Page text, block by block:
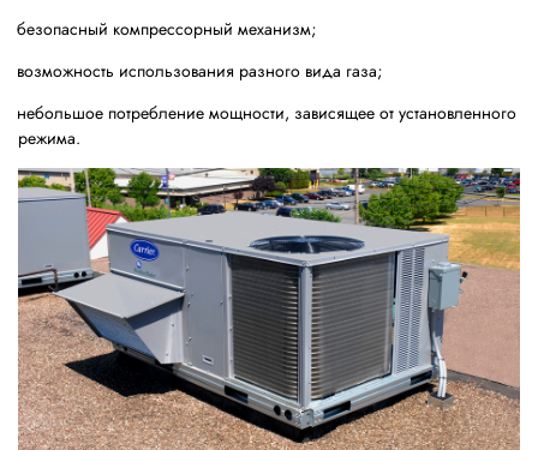
безопасный компрессорный механизм;
возможность использования разного вида газа;
небольшое потребление мощности, зависящее от установленного
режима.